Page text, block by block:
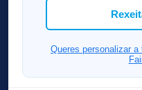
Queres personalizar